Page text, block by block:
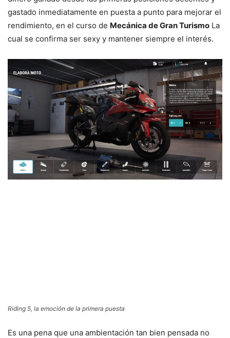
gastado inmediatamente en puesta a punto para mejorar el
rendimiento, en el curso de Mecánica de Gran Turismo La
cual se confirma ser sexy y mantener siempre el interés.
Riding 5, la emoción de la primera puesta
Es una pena que una ambientación tan bien pensada no